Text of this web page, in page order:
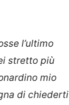
l’ultimo
stretto più
mio
di chiederti